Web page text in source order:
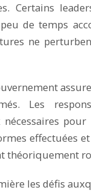
Certains
de temps
ne
Les
effectuées
théoriquement
les défis